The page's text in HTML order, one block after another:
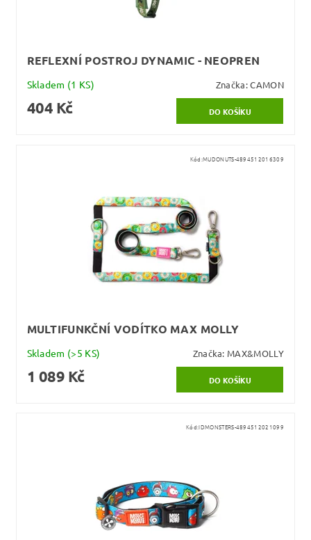
REFLEXNÍ POSTROJ DYNAMIC - NEOPREN
Skladem (1 KS) Značka:CAMON
404 Kč
Kód:MUDONUTS-4894512016309
MULTIFUNKČNÍ VODÍTKO MAX MOLLY
Skladem (>5 KS) Značka: MAX&MOLLY
1 089 Kč
Kód:IDMONSTERS-4894512021099